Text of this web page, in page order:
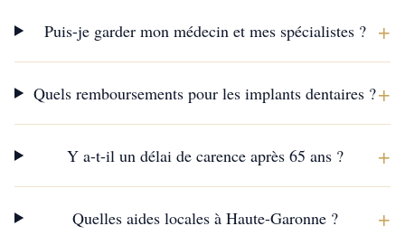
Puis-je garder mon médecin et mes spécialistes ? +
Quels remboursements pour les implants dentaires ?+
Y a-t-il un délai de carence après 65 ans ? +
Quelles aides locales à Haute-Garonne ? +